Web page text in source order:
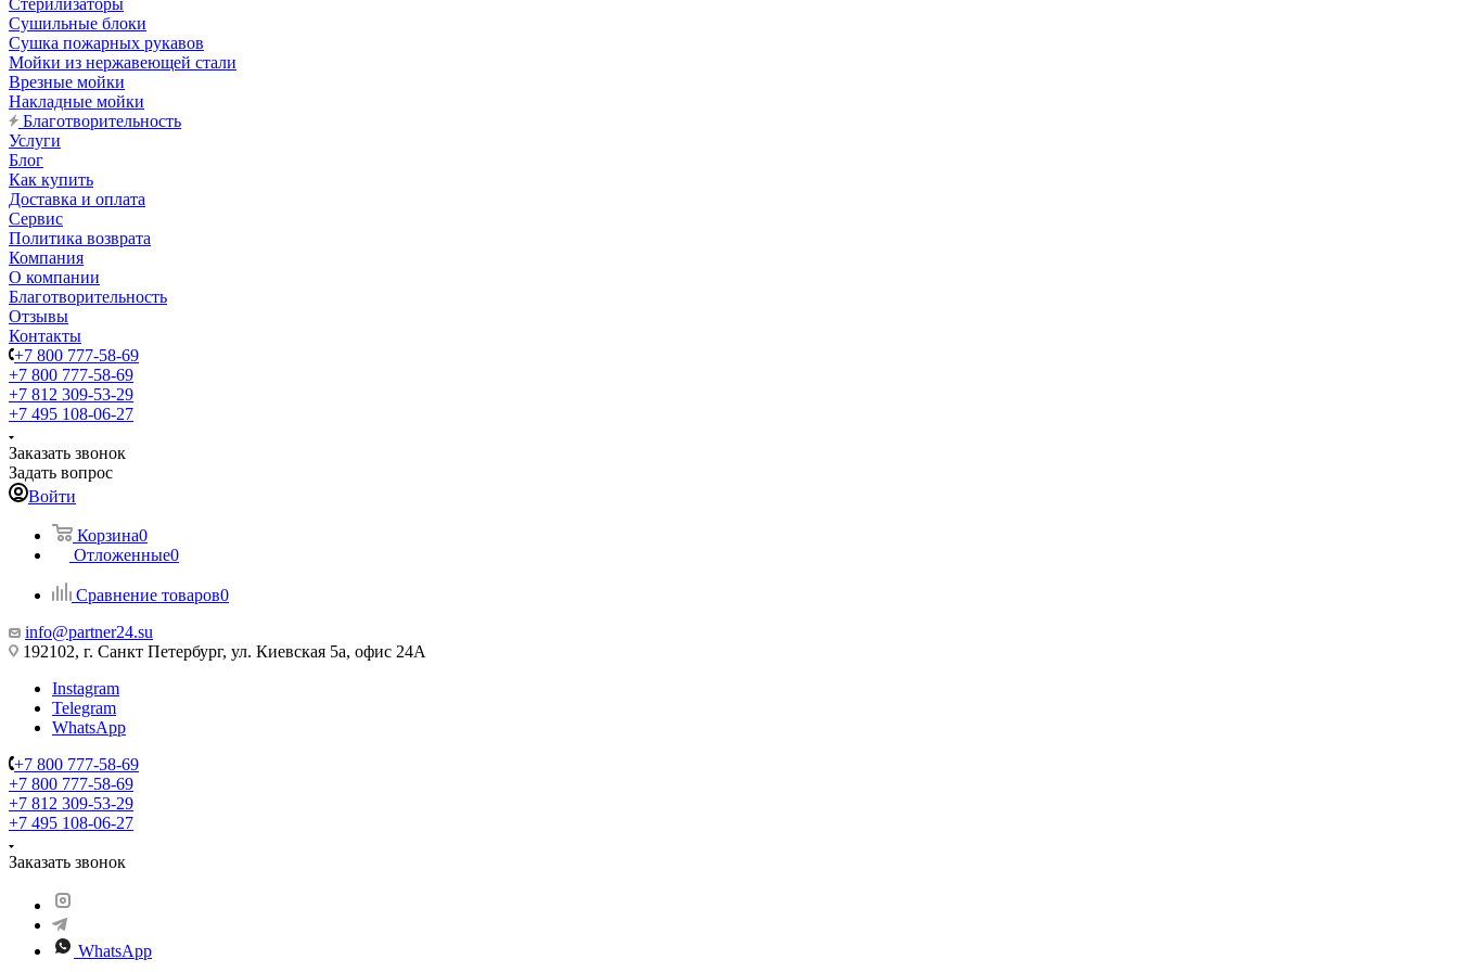
Стерилизаторы
Сушильные блоки
Сушка пожарных рукавов
Мойки из нержавеющей стали
Врезные мойки
Накладные мойки
Благотворительность
Услуги
Блог
Как купить
Доставка и оплата
Сервис
Политика возврата
Компания
О компании
Благотворительность
Отзывы
Контакты
+7 800 777-58-69
+7 800 777-58-69
+7 812 309-53-29
+7 495 108-06-27
Заказать звонок
Задать вопрос
Войти
Корзина0
Отложенные0
Сравнение товаров0
info@partner24.su
192102, г. Санкт Петербург, ул. Киевская 5а, офис 24А
Instagram
Telegram
WhatsApp
+7 800 777-58-69
+7 800 777-58-69
+7 812 309-53-29
+7 495 108-06-27
Заказать звонок
WhatsApp